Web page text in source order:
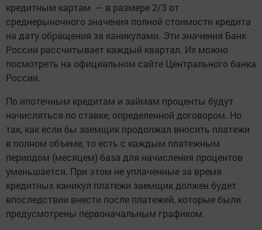
кредитным картам — в размере 2/3 от
среднерыночного значения полной стоимости кредита
на дату обращения за каникулами. Эти значения Банк
России рассчитывает каждый квартал. Их можно
посмотреть на официальном сайте Центрального банка
России.
По ипотечным кредитам и займам проценты будут
начисляться по ставке, определенной договором. Но
так, как если бы заемщик продолжал вносить платежи
в полном объеме, то есть с каждым платежным
периодом (месяцем) база для начисления процентов
уменьшается. При этом не уплаченные за время
кредитных каникул платежи заемщик должен будет
впоследствии внести после платежей, которые были
предусмотрены первоначальным графиком.